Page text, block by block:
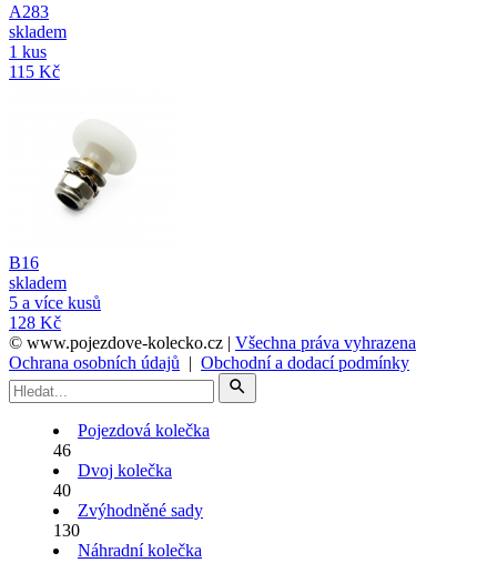
A283
skladem
1 kus
115 Kč
B16
skladem
5 a více kusů
128 Kč
© www.pojezdove-kolecko.cz | Všechna práva vyhrazena
Ochrana osobních údajů | Obchodní a dodací podmínky
Pojezdová kolečka
46
Dvoj kolečka
40
Zvýhodněné sady
130
Náhradní kolečka